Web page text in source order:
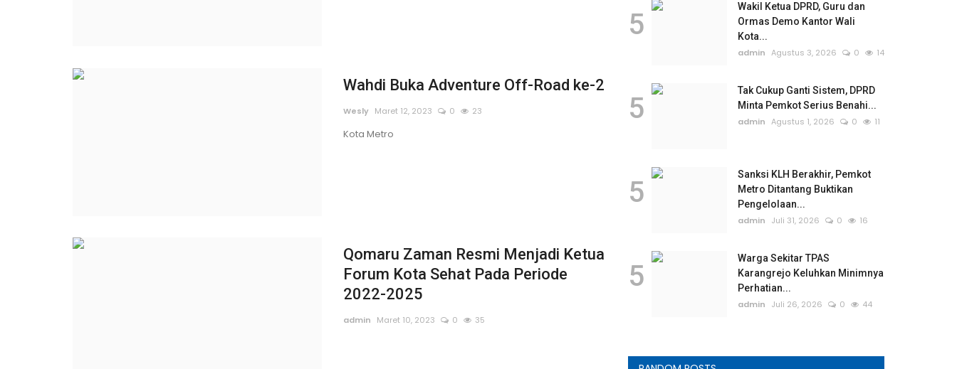
Wahdi Buka Adventure Off-Road ke-2
Wesly Maret 12, 2023 0 23
Kota Metro
Qomaru Zaman Resmi Menjadi Ketua
Forum Kota Sehat Pada Periode
2022-2025
admin Maret 10, 2023 0 35
5
Wakil Ketua DPRD, Guru dan
Ormas Demo Kantor Wali
Kota...
admin Agustus 3, 2026 0 14
5
Tak Cukup Ganti Sistem, DPRD
Minta Pemkot Serius Benahi...
admin Agustus 1, 2026 0 11
5
Sanksi KLH Berakhir, Pemkot
Metro Ditantang Buktikan
Pengelolaan...
admin
Juli 31, 2026 0 16
5
Warga Sekitar TPAS
Karangrejo Keluhkan Minimnya
Perhatian...
admin
Juli 26, 2026 0 44